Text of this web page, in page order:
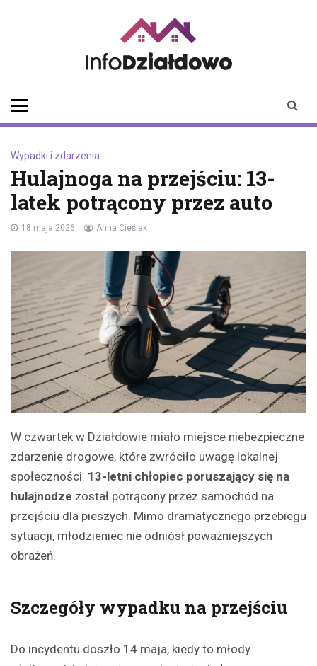
Wypadki i zdarzenia
Hulajnoga na przejściu: 13-
latek potrącony przez auto
18 maja 2026 Anna Cieślak
W czwartek w Działdowie miało miejsce niebezpieczne
zdarzenie drogowe, które zwróciło uwagę lokalnej
społeczności. 13-letni chłopiec poruszający się na
hulajnodze został potrącony przez samochód na
przejściu dla pieszych. Mimo dramatycznego przebiegu
sytuacji, młodzieniec nie odniósł poważniejszych
obrażeń.
Szczegóły wypadku na przejściu
Do incydentu doszło 14 maja, kiedy to młody